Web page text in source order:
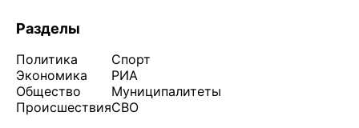
Разделы
Политика
Экономика
Общество
Происшествия
Спорт
РИА
Муниципалитеты
СВО